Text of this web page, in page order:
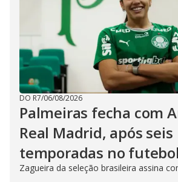
DO R7/06/08/2026
Palmeiras fecha com
Real Madrid, após seis
temporadas no
Zagueira da seleção brasileira assina